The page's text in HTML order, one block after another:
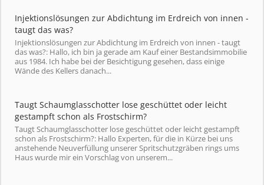
Injektionslösungen zur Abdichtung im Erdreich von innen -
taugt das was?
Injektionslösungen zur Abdichtung im Erdreich von innen - taugt
das was?: Hallo, ich bin ja gerade am Kauf einer Bestandsimmobilie
aus 1984. Ich habe bei der Besichtigung gesehen, dass einige
Wände des Kellers danach...
Taugt Schaumglasschotter lose geschüttet oder leicht
gestampft schon als Frostschirm?
Taugt Schaumglasschotter lose geschüttet oder leicht gestampft
schon als Frostschirm?: Hallo Experten, für die in Kürze bei uns
anstehende Neuverfüllung unserer Spritschutzgräben rings ums
Haus wurde mir ein Vorschlag von unserem...